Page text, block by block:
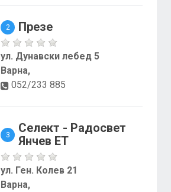
2 Презе
ул. Дунавски лебед 5
Варна,
052/233 885
3
Селект - Радосвет
Янчев ЕТ
ул. Ген. Колев 21
Варна,